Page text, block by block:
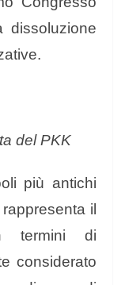
dissoluzione
del PKK
più antichi
il
termini di
considerato